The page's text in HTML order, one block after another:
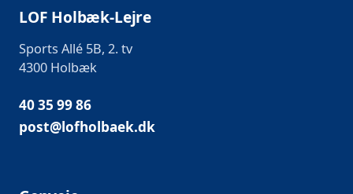
LOF Holbæk-Lejre
Sports Allé 5B, 2. tv
4300 Holbæk
40 35 99 86
post@lofholbaek.dk